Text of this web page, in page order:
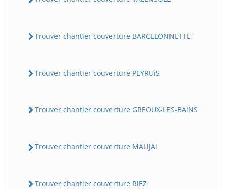
Trouver chantier couverture BARCELONNETTE
Trouver chantier couverture PEYRUiS
Trouver chantier couverture GREOUX-LES-BAiNS
Trouver chantier couverture MALiJAi
Trouver chantier couverture RiEZ